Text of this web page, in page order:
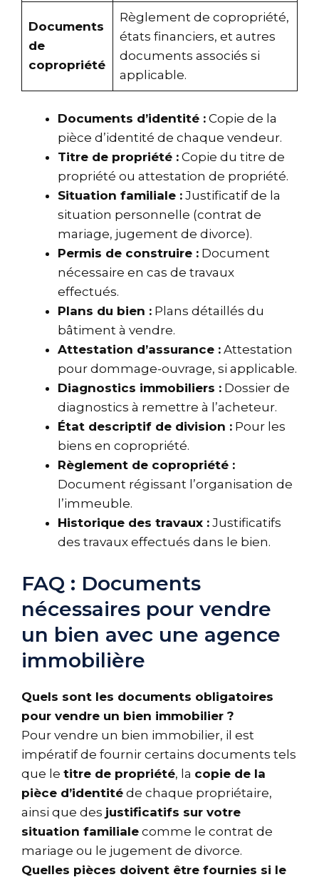
Documents
de
copropriété
Règlement de copropriété,
états financiers, et autres
documents associés si
applicable.
Documents d’identité : Copie de la
pièce d’identité de chaque vendeur.
Titre de propriété : Copie du titre de
propriété ou attestation de propriété.
Situation familiale : Justificatif de la
situation personnelle (contrat de
mariage, jugement de divorce).
Permis de construire : Document
nécessaire en cas de travaux
effectués.
Plans du bien : Plans détaillés du
bâtiment à vendre.
Attestation d’assurance : Attestation
pour dommage-ouvrage, si applicable.
Diagnostics immobiliers : Dossier de
diagnostics à remettre à l’acheteur.
État descriptif de division : Pour les
biens en copropriété.
Règlement de copropriété :
Document régissant l’organisation de
l’immeuble.
Historique des travaux : Justificatifs
des travaux effectués dans le bien.
FAQ : Documents
nécessaires pour vendre
un bien avec une agence
immobilière
Quels sont les documents obligatoires
pour vendre un bien immobilier ?
Pour vendre un bien immobilier, il est
impératif de fournir certains documents tels
que le titre de propriété, la copie de la
pièce d’identité de chaque propriétaire,
ainsi que des justificatifs sur votre
situation familiale comme le contrat de
mariage ou le jugement de divorce.
Quelles pièces doivent être fournies si le